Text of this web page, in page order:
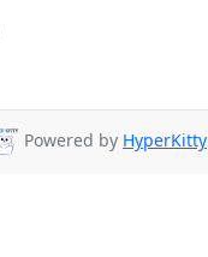
Powered by HyperKitty